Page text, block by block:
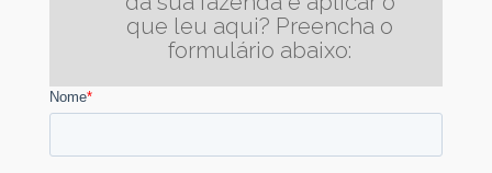
que leu aqui? Preencha o
formulário abaixo: